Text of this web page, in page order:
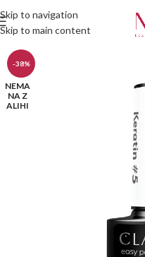
Skip to navigation
Skip to main content
-38%
NEMA
NA Z
ALIHI